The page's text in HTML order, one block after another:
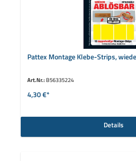
Pattex Montage Klebe-Strips,
Art.Nr.: B56335224
4,30 €*
Details